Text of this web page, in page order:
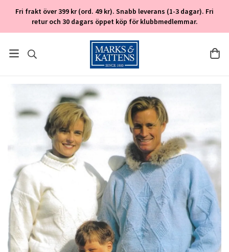
Fri frakt över 399 kr (ord. 49 kr). Snabb leverans (1-3 dagar). Fri
retur och 30 dagars öppet köp för klubbmedlemmar.